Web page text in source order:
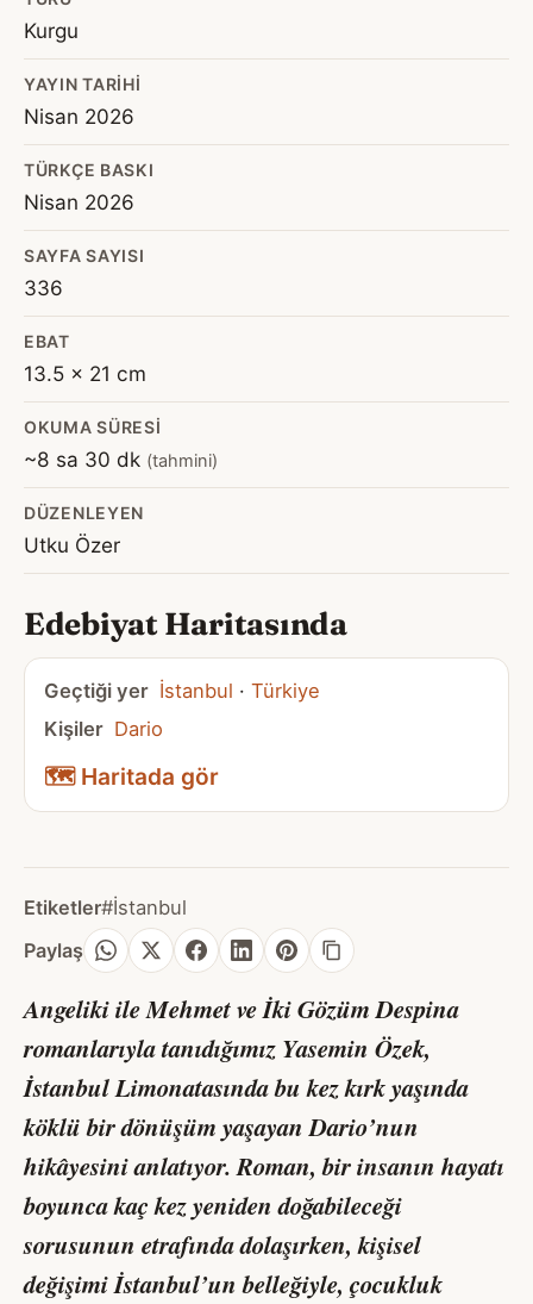
Kurgu
YAYIN TARIHI
Nisan 2026
TÜRKÇE BASKI
Nisan 2026
SAYFA SAYISI
336
EBAT
13.5 x 21 cm
OKUMA SÜRESI
~8 sa 30 dk (tahmini)
DÜZENLEYEN
Utku Özer
Edebiyat Haritasında
Geçtiği yer İstanbul · Türkiye
Kişiler Dario
🗺️ Haritada gör
Etiketler#İstanbul
Paylaş
Angeliki ile Mehmetveİki Gözüm Despina
romanlarıyla tanıdığımız Yasemin Özek,
İstanbul Limonatasında bu kez kırk yaşında
köklü bir dönüşüm yaşayan Dario’nun
hikâyesini anlatıyor. Roman, bir insanın hayatı
boyunca kaç kez yeniden doğabileceği
sorusunun etrafında dolaşırken, kişisel
değişimi İstanbul’un belleğiyle, çocukluk